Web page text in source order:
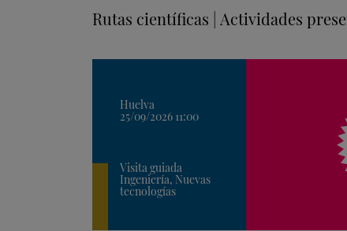
Rutas científicas | Actividades
Huelva
25/09/2026 11:00
Visita guiada
Ingeniería, Nuevas
tecnologías